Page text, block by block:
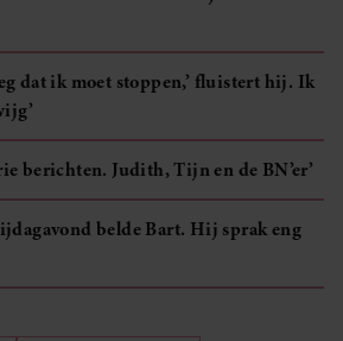
gegevens combineren met andere
ze heeft verstrekt of die ze hebben
uw gebruik van hun services. U
cookies als u onze website blijft
dat ik moet stoppen,’ fluistert hij. Ik
berichten. Judith, Tijn en de BN’er’
belde Bart. Hij sprak eng